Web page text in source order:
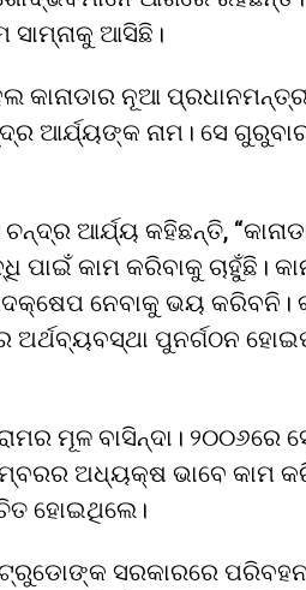
ଆସିଛି।
କାନାଡାର ନୂଆ ପ୍ରଧାନମନ୍ତ୍ରୀ
ଆର୍ଯ୍ୟଙ୍କ ନାମ। ସେ
ଆର୍ଯ୍ୟ କହିଛନ୍ତି,
କାମ କରିବାକୁ ଚାହୁଁଛି।
ନେବାକୁ ଭୟ କରିବନି।
ପୁନର୍ଗଠନ
ମୂଳ ବାସିନ୍ଦା। ୨୦୦୬ରେ
ଅଧ୍ୟକ୍ଷ ଭାବେ କାମ
ହୋଇଥିଲେ।
ସରକାରରେ ପରିବହନ